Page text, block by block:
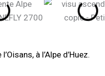
à l’Alpe d’Huez.